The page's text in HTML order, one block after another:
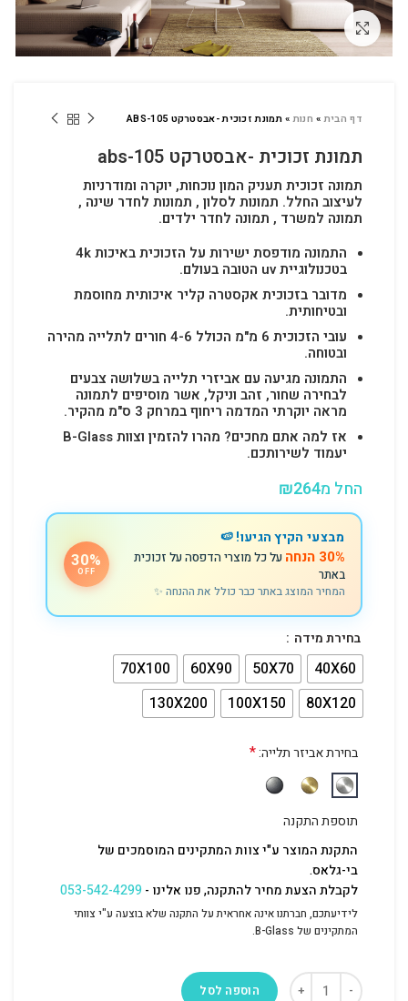
לחץ להגדלה
דף הבית» חנות»תמונת זכוכית -אבסטרקט ABS-105
תמונת זכוכית -אבסטרקט abs-105
תמונה זכוכית תעניק המון נוכחות, יוקרה ומודרניות
לעיצוב החלל. תמונות לסלון , תמונות לחדר שינה ,
תמונה למשרד , תמונה לחדר ילדים.
התמונה מודפסת ישירות על הזכוכית באיכות 4k
בטכנולוגיית uv הטובה בעולם.
מדובר בזכוכית אקסטרה קליר איכותית מחוסמת
ובטיחותית.
עובי הזכוכית 6 מ"מ הכולל 4-6 חורים לתלייה מהירה
ובטוחה.
התמונה מגיעה עם אביזרי תלייה בשלושה צבעים
לבחירה שחור, זהב וניקל, אשר מוסיפים לתמונה
מראה יוקרתי המדמה ריחוף במרחק 3 ס"מ מהקיר.
אז למה אתם מחכים? מהרו להזמין וצוות B-Glass
יעמוד לשירותכם.
החל מ ₪264
מבצעי הקיץ הגיעו! 🍉
30% הנחה
על כל מוצרי הדפסה על זכוכית
באתר
המחיר המוצג באתר כבר כולל את ההנחה ✨
30%
OFF
בחירת מידה
40X60
50X70
60X90
70X100
80X120
100X150
130X200
בחירת אביזר תלייה:*
תוספת התקנה
התקנת המוצר ע"י צוות המתקינים המוסמכים של
בי-גלאס.
לקבלת הצעת מחיר להתקנה, פנו אלינו -053-542-4299
לידיעתכם, חברתנו אינה אחראית על התקנה שלא בוצעה ע"י צוותי
המתקינים של B-Glass.
הוספה לסל